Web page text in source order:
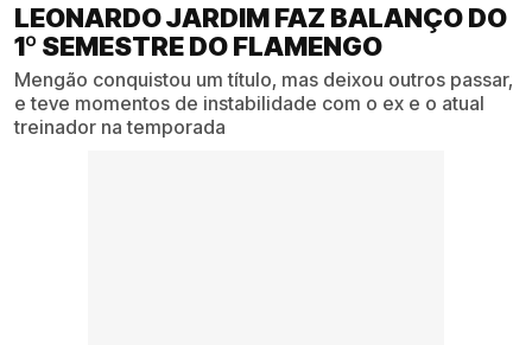
LEONARDO JARDIM FAZ BALANÇO DO
1º SEMESTRE DO FLAMENGO
Mengão conquistou um título, mas deixou outros passar,
e teve momentos de instabilidade com o ex e o atual
treinador na temporada